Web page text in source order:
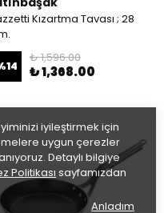
iyileştirmek için
uygun çerezler
Detaylı bilgiye
Politikası sayfamızdan
Anladım
Kızartma Tavası ; 28
14
₺ 1,596.00
₺ 1,368.00